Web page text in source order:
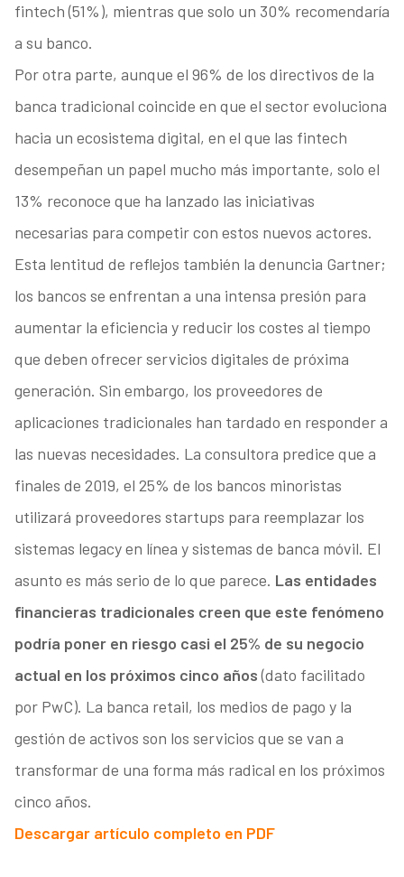
fintech (51%), mientras que solo un 30% recomendaría
a su banco.
Por otra parte, aunque el 96% de los directivos de la
banca tradicional coincide en que el sector evoluciona
hacia un ecosistema digital, en el que las fintech
desempeñan un papel mucho más importante, solo el
13% reconoce que ha lanzado las iniciativas
necesarias para competir con estos nuevos actores.
Esta lentitud de reflejos también la denuncia Gartner;
los bancos se enfrentan a una intensa presión para
aumentar la eficiencia y reducir los costes al tiempo
que deben ofrecer servicios digitales de próxima
generación. Sin embargo, los proveedores de
aplicaciones tradicionales han tardado en responder a
las nuevas necesidades. La consultora predice que a
finales de 2019, el 25% de los bancos minoristas
utilizará proveedores startups para reemplazar los
sistemas legacy en línea y sistemas de banca móvil. El
asunto es más serio de lo que parece. Las entidades
financieras tradicionales creen que este fenómeno
podría poner en riesgo casi el 25% de su negocio
actual en los próximos cinco años(dato facilitado
por PwC). La banca retail, los medios de pago y la
gestión de activos son los servicios que se van a
transformar de una forma más radical en los próximos
cinco años.
Descargar artículo completo en PDF